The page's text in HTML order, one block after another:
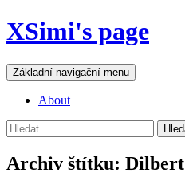
Přejít
k
webu
XSimi's page
Hledat
Základní navigační menu
About
Vyhledávání
Archiv štítku: Dilbert